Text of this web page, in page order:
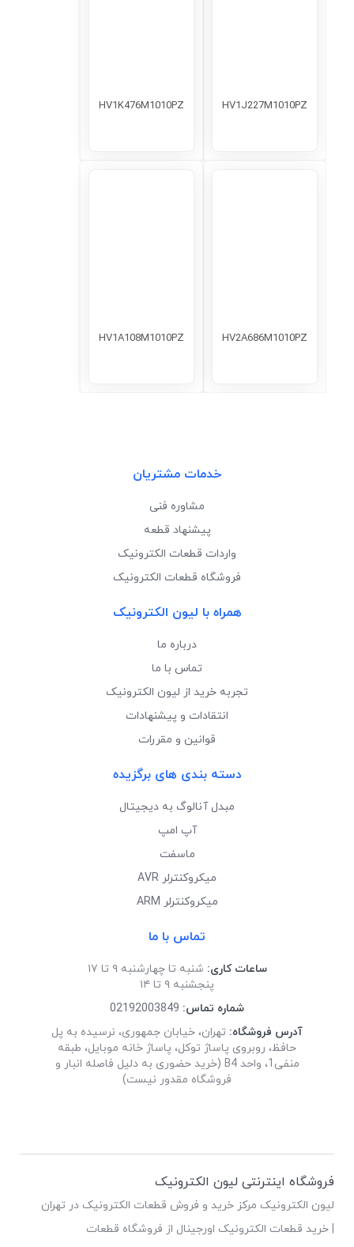
HV1J227M1010PZ
HV1K476M1010PZ
HV2A686M1010PZ
HV1A108M1010PZ
خدمات مشتریان
مشاوره فنی
پیشنهاد قطعه
واردات قطعات الکترونیک
فروشگاه قطعات الکترونیک
همراه با لیون الکترونیک
درباره ما
تماس با ما
تجربه خرید از لیون الکترونیک
انتقادات و پیشنهادات
قوانین و مقررات
دسته بندی های برگزیده
مبدل آنالوگ به دیجیتال
آپ امپ
ماسفت
میکروکنترلر AVR
میکروکنترلر ARM
تماس با ما
ساعات کاری: شنبه تا چهارشنبه ۹ تا ۱۷
پنجشنبه ۹ تا ۱۴
شماره تماس: 02192003849
آدرس فروشگاه: تهران، خیابان جمهوری، نرسیده به پل
حافظ، روبروی پاساژ توکل، پاساژ خانه موبایل، طبقه
منفی1، واحد B4 (خرید حضوری به دلیل فاصله انبار و
فروشگاه مقدور نیست)
فروشگاه اینترنتی لیون الکترونیک
لیون الکترونیک مرکز خرید و فروش قطعات الکترونیک در تهران
| خرید قطعات الکترونیک اورجینال از فروشگاه قطعات